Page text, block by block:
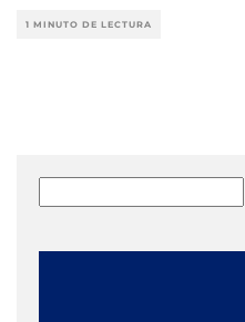
1 MINUTO DE LECTURA